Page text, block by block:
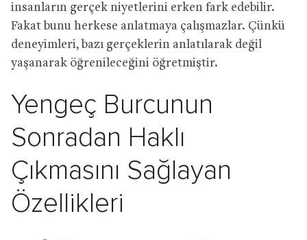
insanların gerçek niyetlerini erken fark edebilir.
Fakat bunu herkese anlatmaya çalışmazlar. Çünkü
deneyimleri, bazı gerçeklerin anlatılarak değil
yaşanarak öğrenileceğini öğretmiştir.
Yengeç Burcunun
Sonradan Haklı
Çıkmasını Sağlayan
Özellikleri